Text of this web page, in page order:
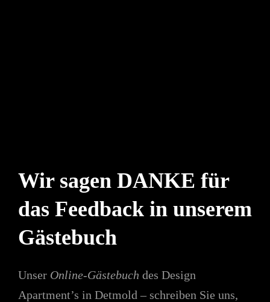
Wir sagen DANKE für
das Feedback in unserem
Gästebuch
Unser Online-Gästebuch des Design
Apartment’s in Detmold – schreiben Sie uns,